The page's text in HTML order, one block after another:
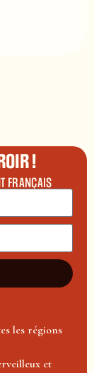
!
FRANÇAIS
les régions
et